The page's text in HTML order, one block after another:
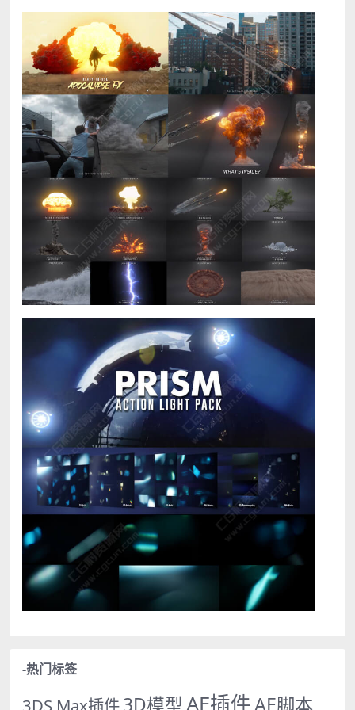
-热门标签
3DS Max插件3D模型 AE插件AE脚本